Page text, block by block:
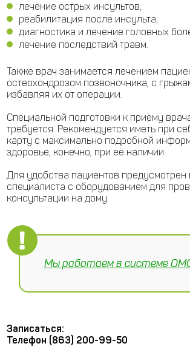
лечение острых инсультов;
реабилитация после инсульта;
диагностика и лечение головных
лечение последствий травм.
Также врач занимается лечением
остеохондрозом позвоночника, с
избавляя их от операции.
Специальной подготовки к приёму
требуется. Рекомендуется иметь при
карту с максимально подробной
здоровье, конечно, при её наличии.
Для удобства пациентов
специалиста с оборудованием для
консультации на дому.
Мы работаем в системе
Записаться:
Телефон (863) 200-99-50